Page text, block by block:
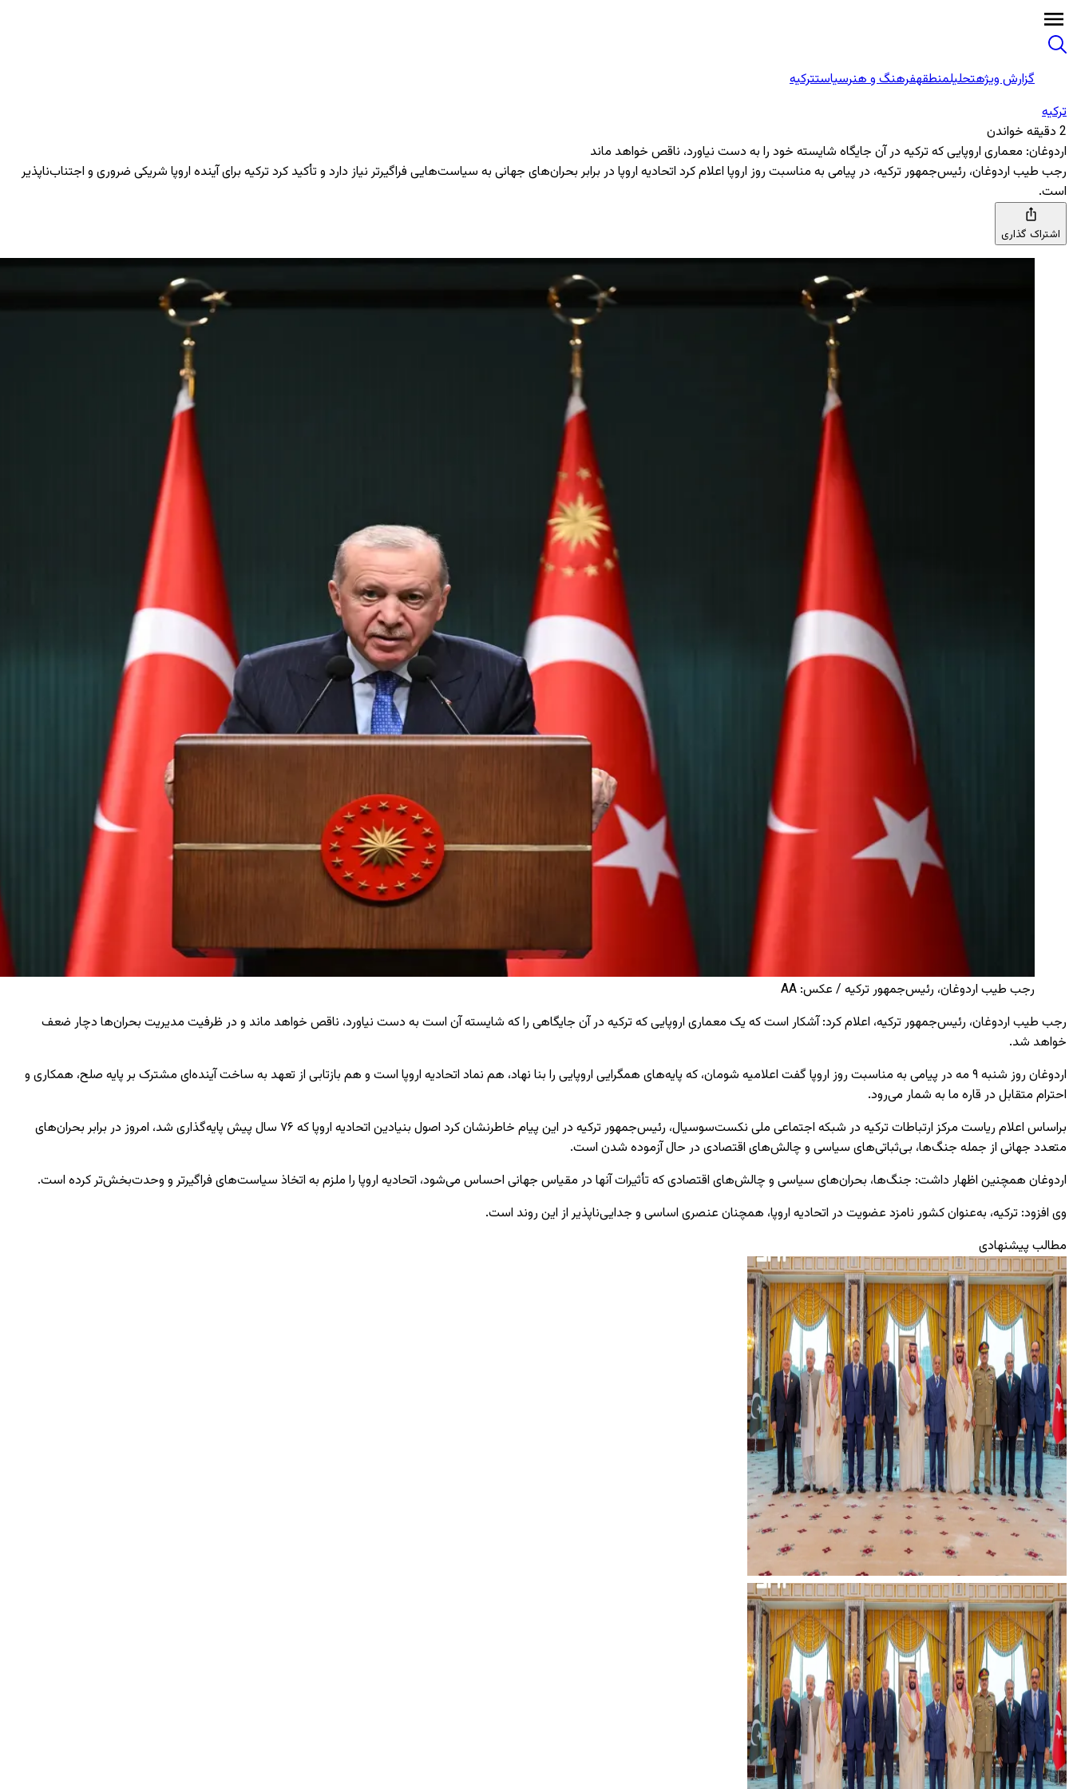
گزارش ویژهتحلیلمنطقهفرهنگ و هنرسیاستترکیه
ترکیه
2 دقیقه خواندن
اردوغان: معماری اروپایی که ترکیه در آن جایگاه شایسته خود را به دست نیاورد، ناقص خواهد ماند
رجب طیب اردوغان، رئیس‌جمهور ترکیه، در پیامی به مناسبت روز اروپا اعلام کرد اتحادیه اروپا در برابر بحران‌های جهانی به سیاست‌هایی فراگیرتر نیاز دارد و تأکید کرد ترکیه برای آینده اروپا شریکی ضروری و اجتناب‌ناپذیر
است.
اشتراک گذاری
رجب طیب اردوغان، رئیس‌جمهور ترکیه / عکس: AA
رجب طیب اردوغان، رئیس‌جمهور ترکیه، اعلام کرد: آشکار است که یک معماری اروپایی که ترکیه در آن جایگاهی را که شایسته آن است به دست نیاورد، ناقص خواهد ماند و در ظرفیت مدیریت بحران‌ها دچار ضعف
خواهد شد.
اردوغان روز شنبه ۹ مه در پیامی به مناسبت روز اروپا گفت اعلامیه شومان، که پایه‌های همگرایی اروپایی را بنا نهاد، هم نماد اتحادیه اروپا است و هم بازتابی از تعهد به ساخت آینده‌ای مشترک بر پایه صلح، همکاری و
احترام متقابل در قاره ما به شمار می‌رود.
براساس اعلام ریاست مرکز ارتباطات ترکیه در شبکه اجتماعی ملی نکست‌سوسیال، رئیس‌جمهور ترکیه در این پیام خاطرنشان کرد اصول بنیادین اتحادیه اروپا که ۷۶ سال پیش پایه‌گذاری شد، امروز در برابر بحران‌های
متعدد جهانی از جمله جنگ‌ها، بی‌ثباتی‌های سیاسی و چالش‌های اقتصادی در حال آزموده شدن است.
اردوغان همچنین اظهار داشت: جنگ‌ها، بحران‌های سیاسی و چالش‌های اقتصادی که تأثیرات آنها در مقیاس جهانی احساس می‌شود، اتحادیه اروپا را ملزم به اتخاذ سیاست‌های فراگیرتر و وحدت‌بخش‌تر کرده است.
وی افزود: ترکیه، به‌عنوان کشور نامزد عضویت در اتحادیه اروپا، همچنان عنصری اساسی و جدایی‌ناپذیر از این روند است.
مطالب پیشنهادی